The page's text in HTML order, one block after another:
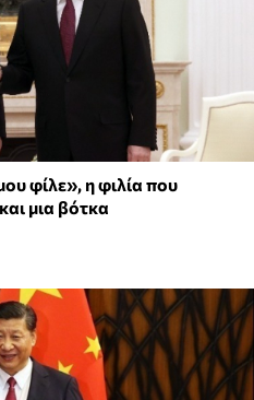
φίλε», η φιλία που
μια βότκα